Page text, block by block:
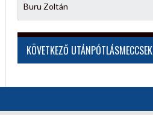
Buru Zoltán
KÖVETKEZŐ UTÁNPÓTLÁSMECCSEK